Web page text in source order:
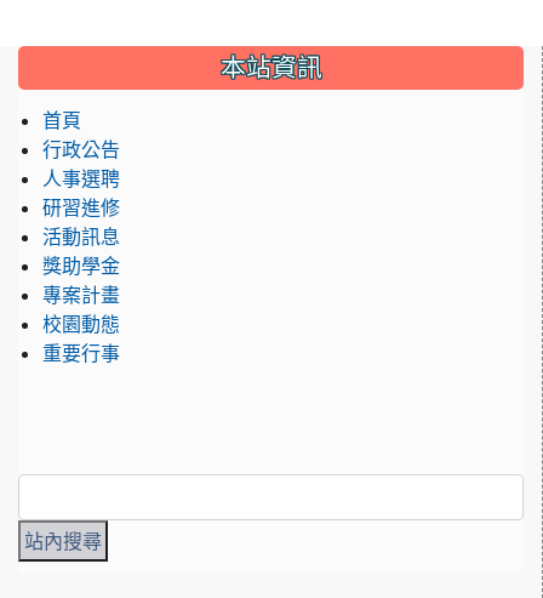
::: 本站資訊
首頁
行政公告
人事選聘
研習進修
活動訊息
獎助學金
專案計畫
校園動態
重要行事